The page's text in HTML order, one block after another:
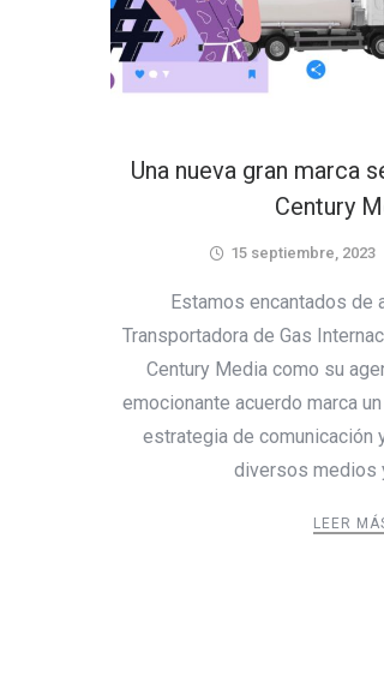
Una nueva gran marca
Century
15 septiembre, 2023
Estamos encantados de
Transportadora de Gas
Century Media como su
emocionante acuerdo marca
estrategia de comunicación
diversos medios
LEER